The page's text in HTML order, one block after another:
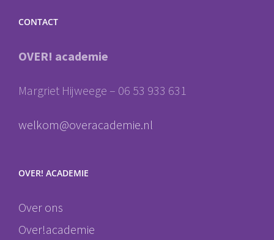
CONTACT
OVER! academie
Margriet Hijweege – 06 53 933 631
welkom@overacademie.nl
OVER! ACADEMIE
Over ons
Over!academie